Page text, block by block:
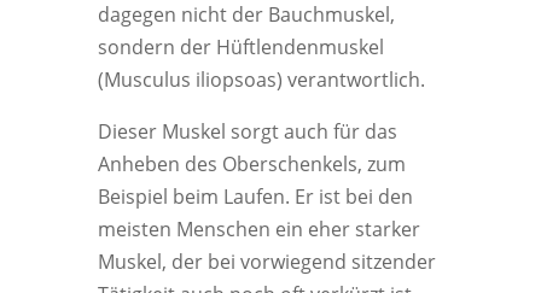
dagegen nicht der Bauchmuskel,
sondern der Hüftlendenmuskel
(Musculus iliopsoas) verantwortlich.
Dieser Muskel sorgt auch für das
Anheben des Oberschenkels, zum
Beispiel beim Laufen. Er ist bei den
meisten Menschen ein eher starker
Muskel, der bei vorwiegend sitzender